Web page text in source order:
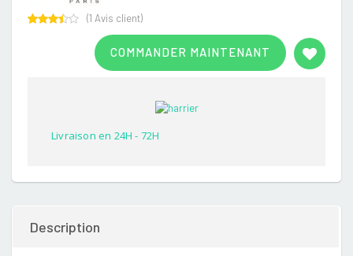
COMMANDER MAINTENANT
(1 Avis client)
Livraison en 24H - 72H
Description